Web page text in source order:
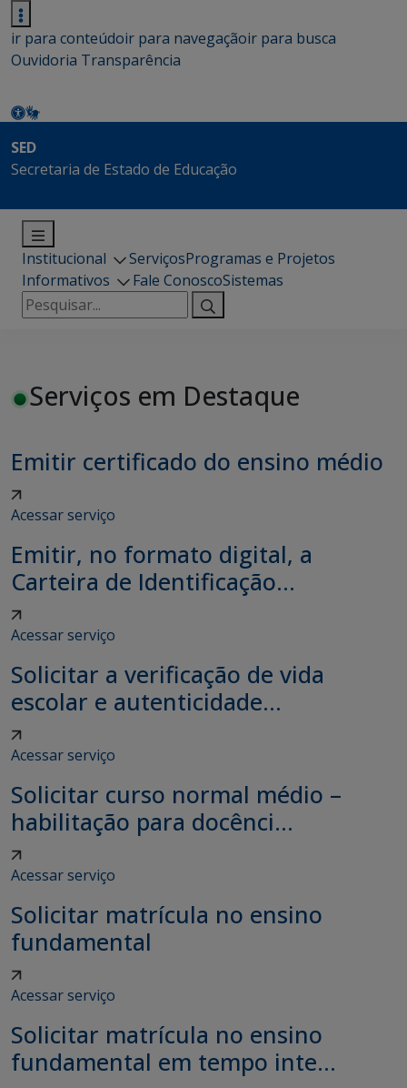
ir para conteúdoir para navegaçãoir para busca
Ouvidoria Transparência
SED
Secretaria de Estado de Educação
Institucional ServiçosProgramas e Projetos
Informativos
Fale ConoscoSistemas
Pesquisar
por:
Serviços em Destaque
Emitir certificado do ensino médio
Acessar serviço
Emitir, no formato digital, a
Carteira de Identificação...
Acessar serviço
Solicitar a verificação de vida
escolar e autenticidade...
Acessar serviço
Solicitar curso normal médio –
habilitação para docênci...
Acessar serviço
Solicitar matrícula no ensino
fundamental
Acessar serviço
Solicitar matrícula no ensino
fundamental em tempo inte...